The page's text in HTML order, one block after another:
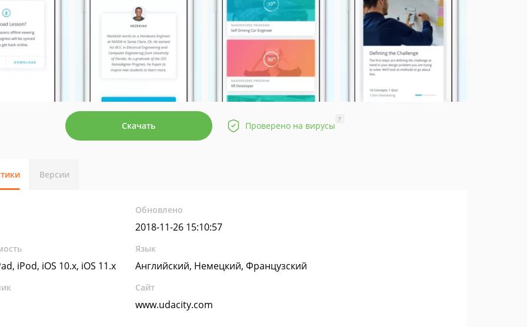
Скачать Проверено на вирусы
?
Версии
Обновлено
2018-11-26 15:10:57
iPod, iOS 10.x, iOS 11.x
Язык
Английский, Немецкий, Французский
Сайт
www.udacity.com